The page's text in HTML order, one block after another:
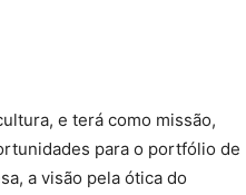
e terá como missão,
para o portfólio de
a visão pela ótica do